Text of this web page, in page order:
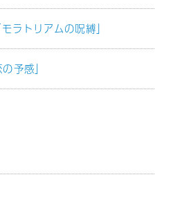
ラトリアムの呪縛」
予感」